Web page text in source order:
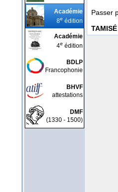
Académie
8e édition
Académie
4e édition
BDLP
Francophonie
BHVF
attestations
DMF
(1330 - 1500)
Passer
TAMISÉ